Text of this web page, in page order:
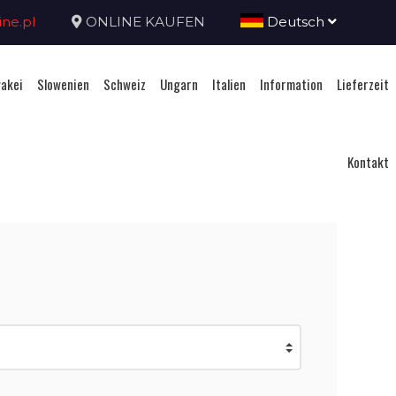
ONLINE KAUFEN Deutsch
Slowenien Schweiz Ungarn Italien Information Lieferzeit
Kontakt